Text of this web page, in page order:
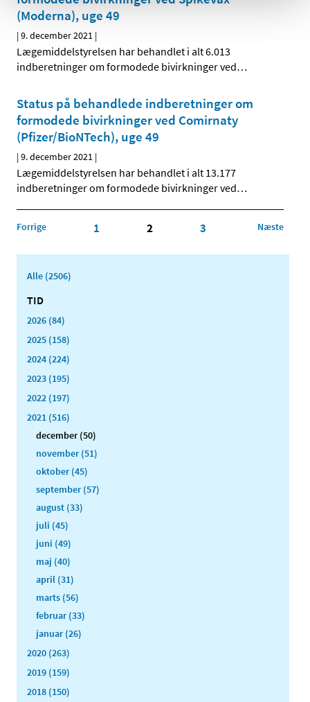
(Moderna), uge 49
|9. december 2021 |
Lægemiddelstyrelsen har behandlet i alt 6.013
indberetninger om formodede bivirkninger ved…
Status på behandlede indberetninger om
formodede bivirkninger ved Comirnaty
(Pfizer/BioNTech), uge 49
|9. december 2021 |
Lægemiddelstyrelsen har behandlet i alt 13.177
indberetninger om formodede bivirkninger ved…
Forrige 1 2 3 Næste
Alle (2506)
TID
2026 (84)
2025 (158)
2024 (224)
2023 (195)
2022 (197)
2021 (516)
december (50)
november (51)
oktober (45)
september (57)
august (33)
juli (45)
juni (49)
maj (40)
april (31)
marts (56)
februar (33)
januar (26)
2020 (263)
2019 (159)
2018 (150)